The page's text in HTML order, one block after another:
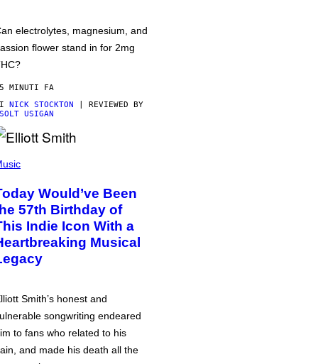
electrolytes, magnesium, and
flower stand in for 2mg
MINUTI FA
NICK STOCKTON | REVIEWED BY
USIGAN
Would’ve Been
57th Birthday of
Indie Icon With a
Musical
Smith’s honest and
songwriting endeared
to fans who related to his
and made his death all the